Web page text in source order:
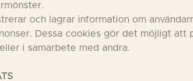
och lagrar information om
Dessa cookies gör det möjligt
i samarbete med andra.